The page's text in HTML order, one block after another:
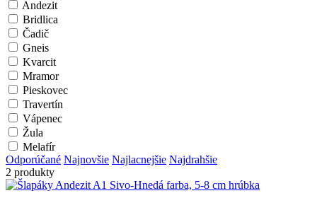
Andezit
Bridlica
Čadič
Gneis
Kvarcit
Mramor
Pieskovec
Travertín
Vápenec
Žula
Melafír
Odporúčané Najnovšie Najlacnejšie Najdrahšie
2 produkty